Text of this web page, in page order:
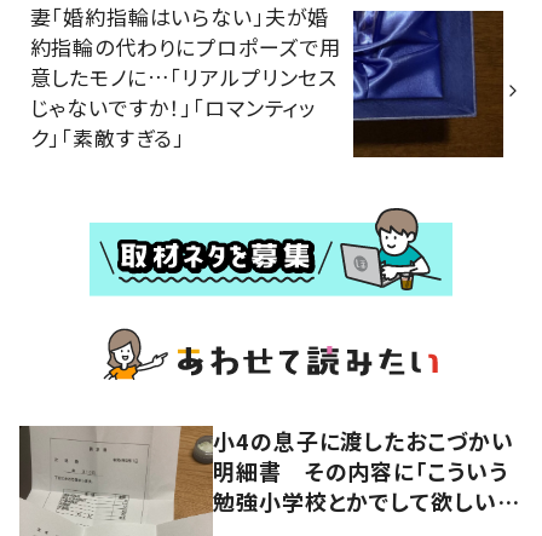
妻「婚約指輪はいらない」夫が婚
約指輪の代わりにプロポーズで用
意したモノに…「リアルプリンセス
じゃないですか！」「ロマンティッ
ク」「素敵すぎる」
小4の息子に渡したおこづかい
明細書 その内容に「こういう
勉強小学校とかでして欲しい」